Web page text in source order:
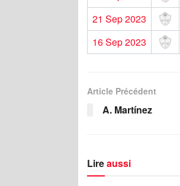
21 Sep 2023
16 Sep 2023
Article Précédent
A. Martínez
Lireaussi